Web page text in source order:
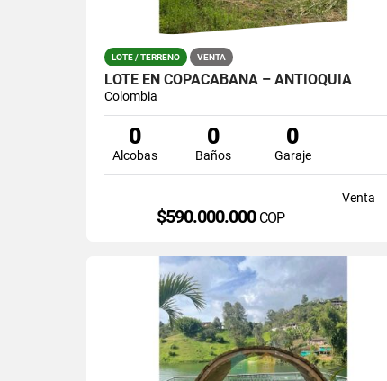
LOTE / TERRENO VENTA
LOTE EN COPACABANA – ANTIOQUIA
Colombia
0
Alcobas
0
Baños
0
Garaje
Venta
$590.000.000 COP